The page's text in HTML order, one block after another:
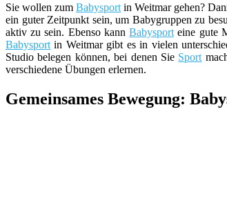
Sie wollen zumBabysport in Weitmar gehen?
ein guter Zeitpunkt sein, um Babygruppen zu
aktiv zu sein. Ebenso kannBabysport eine gute
Babysport in Weitmar gibt es in vielen
Studio belegen können, bei denen Sie Sport
verschiedene Übungen erlernen.
Gemeinsames Bewegung: